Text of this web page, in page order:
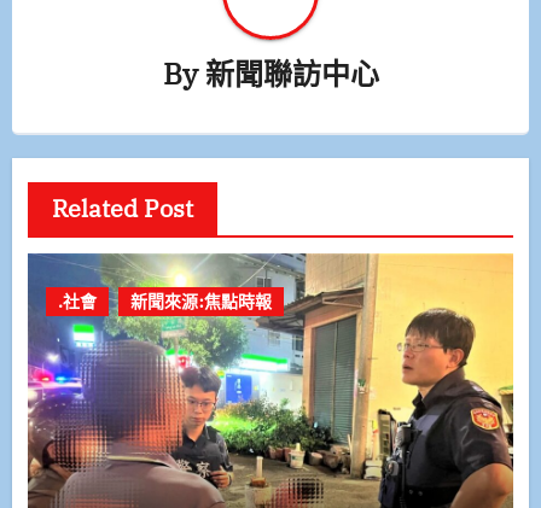
By新聞聯訪中心
Related Post
.社會 新聞來源:焦點時報